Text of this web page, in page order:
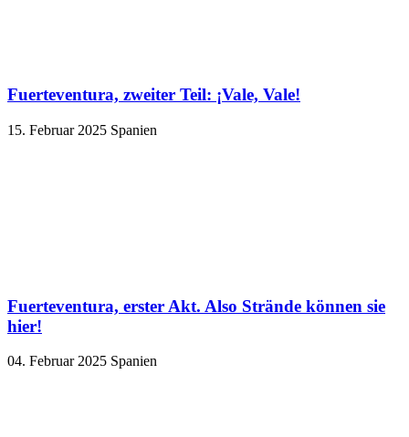
Fuerteventura, zweiter Teil: ¡Vale, Vale!
15. Februar 2025 Spanien
Fuerteventura, erster Akt. Also Strände können sie
hier!
04. Februar 2025 Spanien